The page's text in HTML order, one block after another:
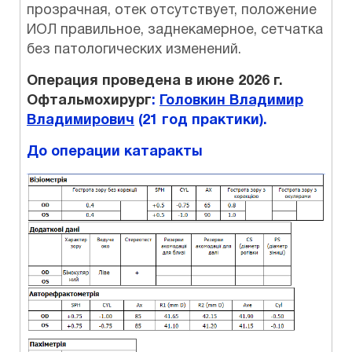
прозрачная, отек отсутствует, положение
ИОЛ правильное, заднекамерное, сетчатка
без патологических изменений.
Операция проведена в июне 2026 г.
Офтальмохирург:
Головкин Владимир
Владимирович (21 год практики).
До операции катаракты